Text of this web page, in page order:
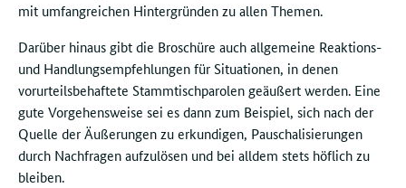
mit umfangreichen Hintergründen zu allen Themen.
Darüber hinaus gibt die Broschüre auch allgemeine Reaktions-
und Handlungsempfehlungen für Situationen, in denen
vorurteilsbehaftete Stammtischparolen geäußert werden. Eine
gute Vorgehensweise sei es dann zum Beispiel, sich nach der
Quelle der Äußerungen zu erkundigen, Pauschalisierungen
durch Nachfragen aufzulösen und bei alldem stets höflich zu
bleiben.